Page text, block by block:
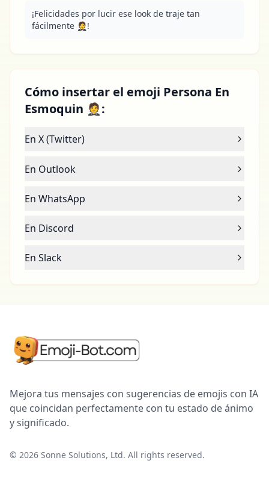
¡Felicidades por lucir ese look de traje tan
fácilmente 🤵!
Cómo insertar el emoji Persona En
Esmoquin 🤵:
En X (Twitter)
En Outlook
En WhatsApp
En Discord
En Slack
Mejora tus mensajes con sugerencias de emojis con IA
que coincidan perfectamente con tu estado de ánimo
y significado.
© 2026 Sonne Solutions, Ltd. All rights reserved.